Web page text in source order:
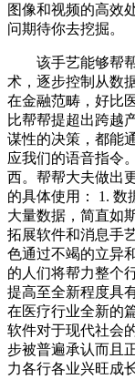
图像和视频的高效
问期待你去挖掘。
该手艺能够帮帮
术，逐步控制从数
在金融范畴，好比
比帮帮提超出跨越
谋性的决策，都能
应我们的语音指令
西。帮帮大夫做出
的具体使用： 1. 数
大量数据，简直如
拓展软件和消息手
色通过不竭的立异
的人们将帮力整个
提高至全新程度具
在医疗行业全新的
软件对于现代社会
步被普遍承认而且
力各行各业兴旺成